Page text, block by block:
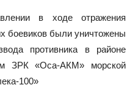
в ходе отражения
боевиков были уничтожены
противника в районе
ЗРК «Оса-АКМ» морской
100»